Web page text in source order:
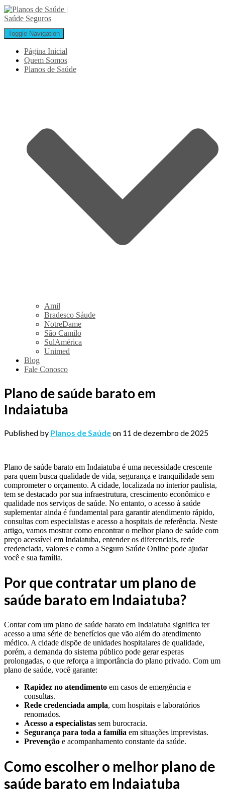
Toggle Navigation
Página Inicial
Quem Somos
Planos de Saúde
Amil
Bradesco Sáude
NotreDame
São Camilo
SulAmérica
Unimed
Blog
Fale Conosco
Plano de saúde barato em
Indaiatuba
Published by Planos de Saúdeon 11 de dezembro de 2025
Plano de saúde barato em Indaiatuba é uma necessidade crescente
para quem busca qualidade de vida, segurança e tranquilidade sem
comprometer o orçamento. A cidade, localizada no interior paulista,
tem se destacado por sua infraestrutura, crescimento econômico e
qualidade nos serviços de saúde. No entanto, o acesso à saúde
suplementar ainda é fundamental para garantir atendimento rápido,
consultas com especialistas e acesso a hospitais de referência. Neste
artigo, vamos mostrar como encontrar o melhor plano de saúde com
preço acessível em Indaiatuba, entender os diferenciais, rede
credenciada, valores e como a Seguro Saúde Online pode ajudar
você e sua família.
Por que contratar um plano de
saúde barato em Indaiatuba?
Contar com um plano de saúde barato em Indaiatuba significa ter
acesso a uma série de benefícios que vão além do atendimento
médico. A cidade dispõe de unidades hospitalares de qualidade,
porém, a demanda do sistema público pode gerar esperas
prolongadas, o que reforça a importância do plano privado. Com um
plano de saúde, você garante:
Rapidez no atendimento em casos de emergência e
consultas.
Rede credenciada ampla, com hospitais e laboratórios
renomados.
Acesso a especialistas sem burocracia.
Segurança para toda a família em situações imprevistas.
Prevenção e acompanhamento constante da saúde.
Como escolher o melhor plano de
saúde barato em Indaiatuba